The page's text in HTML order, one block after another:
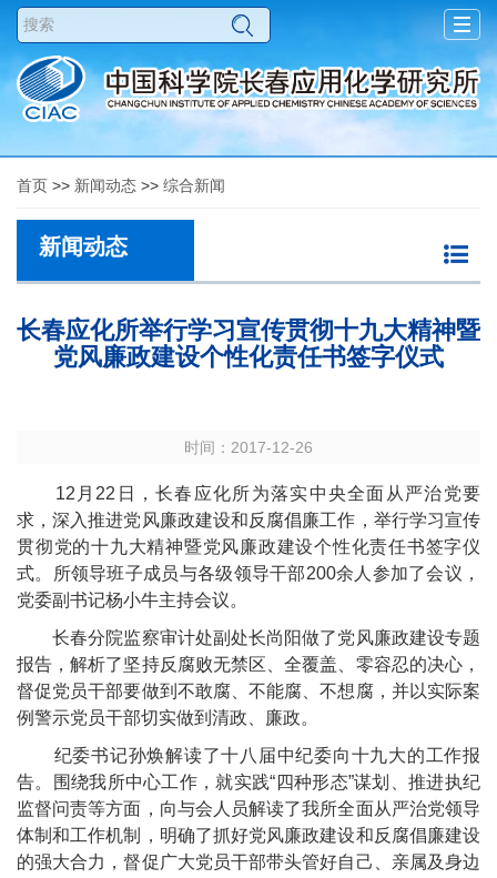
首页 >> 新闻动态 >> 综合新闻
新闻动态
长春应化所举行学习宣传贯彻十九大精神暨
党风廉政建设个性化责任书签字仪式
时间：2017-12-26
12 月22 日，长春应化所为落实中央全面从严治党要
求，深入推进党风廉政建设和反腐倡廉工作，举行学习宣传
贯彻党的十九大精神暨党风廉政建设个性化责任书签字仪
式。所领导班子成员与各级领导干部200余人参加了会议，
党委副书记杨小牛主持会议。
长春分院监察审计处副处长尚阳做了党风廉政建设专题
报告，解析了坚持反腐败无禁区、全覆盖、零容忍的决心，
督促党员干部要做到不敢腐、不能腐、不想腐，并以实际案
例警示党员干部切实做到清政、廉政。
纪委书记孙焕解读了十八届中纪委向十九大的工作报
告。围绕我所中心工作，就实践“四种形态”谋划、推进执纪
监督问责等方面，向与会人员解读了我所全面从严治党领导
体制和工作机制，明确了抓好党风廉政建设和反腐倡廉建设
的强大合力，督促广大党员干部带头管好自己、亲属及身边